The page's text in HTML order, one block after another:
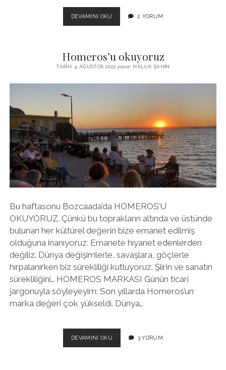
DEVAMINI OKU
ARADA
OLSAK
OLABILIRIZ…
2 YORUM
Homeros’u okuyoruz
TARIH: 4 AĞUSTOS 2022 yazar: HALUK ŞAHIN
Bu haftasonu Bozcaada’da HOMEROS’U
OKUYORUZ. Çünkü bu toprakların altında ve üstünde
bulunan her kültürel değerin bize emanet edilmiş
olduğuna inanıyoruz. Emanete hıyanet edenlerden
değiliz. Dünya değişimlerle, savaşlara, göçlerle
hırpalanırken biz sürekliliği kutluyoruz. Şiirin ve sanatın
sürekliliğini… HOMEROS MARKASI Günün ticari
jargonuyla söyleyeyim: Son yıllarda Homeros’un
marka değeri çok yükseldi. Dünya…
DEVAMINI OKUHOMEROS’U
OKUYORUZ
3 YORUM